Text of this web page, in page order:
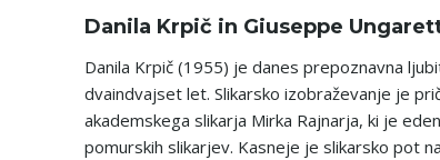
Danila Krpič in Giuseppe
Danila Krpič (1955) je danes prepoznavna
dvaindvajset let. Slikarsko izobraževanje je
akademskega slikarja Mirka Rajnarja, ki je
pomurskih slikarjev. Kasneje je slikarsko pot